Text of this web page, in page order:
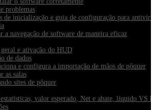
problemas
de inicialização e guia de configuração para
a navegação de software de maneira eficaz
geral e ativação do HUD
de dados
e configura a importação de mãos de pôquer
as salas
sites de pôquer
valor esperado, Net e abate, líquido VS